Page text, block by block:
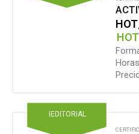
IEDITORIAL